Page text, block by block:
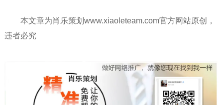
本文章为肖乐策划www.xiaoleteam.com官方网站原创，
违者必究